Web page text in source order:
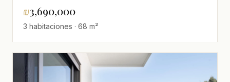
luminoso con techos altos - barrio
Florentine
₪3,690,000
3 habitaciones · 68 m²